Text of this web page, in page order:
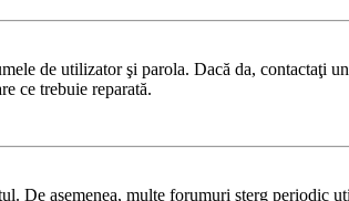
de utilizator şi parola. Dacă da, contactaţi
ce trebuie reparată.
De asemenea, multe forumuri şterg periodic